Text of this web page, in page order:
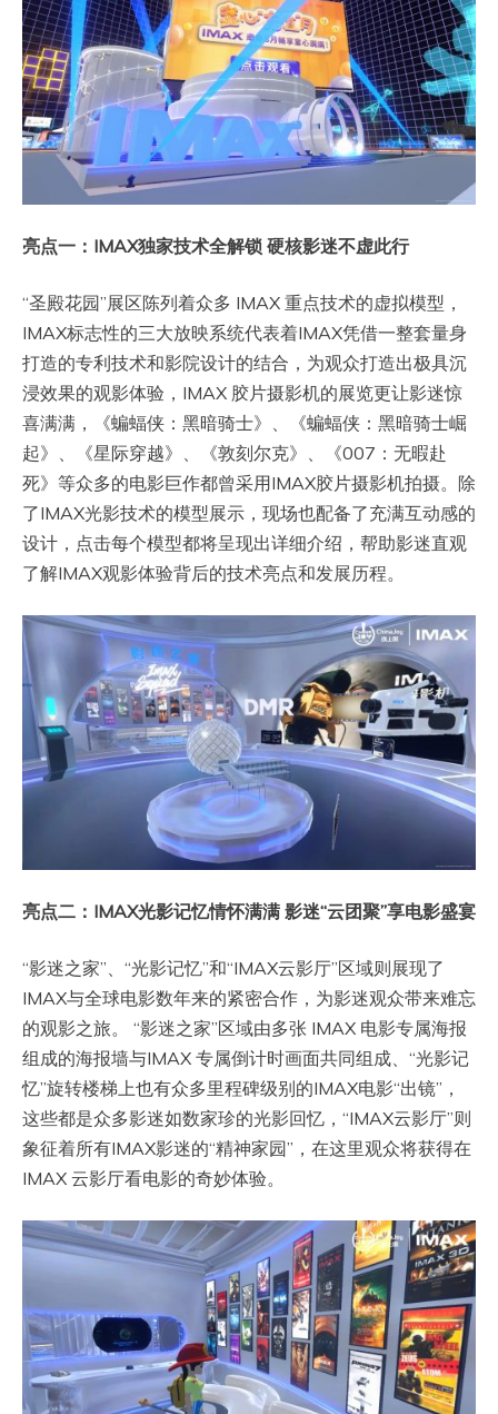
亮点一：IMAX独家技术全解锁 硬核影迷不虚此行
“圣殿花园”展区陈列着众多 IMAX 重点技术的虚拟模型，
IMAX标志性的三大放映系统代表着IMAX凭借一整套量身
打造的专利技术和影院设计的结合，为观众打造出极具沉
浸效果的观影体验，IMAX 胶片摄影机的展览更让影迷惊
喜满满，《蝙蝠侠：黑暗骑士》、《蝙蝠侠：黑暗骑士崛
起》、《星际穿越》、《敦刻尔克》、《007：无暇赴
死》等众多的电影巨作都曾采用IMAX胶片摄影机拍摄。除
了IMAX光影技术的模型展示，现场也配备了充满互动感的
设计，点击每个模型都将呈现出详细介绍，帮助影迷直观
了解IMAX观影体验背后的技术亮点和发展历程。
亮点二：IMAX光影记忆情怀满满 影迷“云团聚”享电影盛宴
“影迷之家”、“光影记忆”和“IMAX云影厅”区域则展现了
IMAX与全球电影数年来的紧密合作，为影迷观众带来难忘
的观影之旅。 “影迷之家”区域由多张 IMAX 电影专属海报
组成的海报墙与IMAX 专属倒计时画面共同组成、“光影记
忆”旋转楼梯上也有众多里程碑级别的IMAX电影“出镜”，
这些都是众多影迷如数家珍的光影回忆，“IMAX云影厅”则
象征着所有IMAX影迷的“精神家园”，在这里观众将获得在
IMAX 云影厅看电影的奇妙体验。